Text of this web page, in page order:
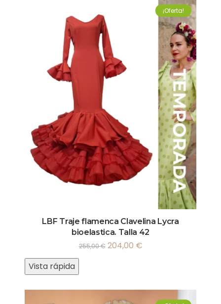
¡Oferta!
LBF Traje flamenca Clavelina Lycra
bioelastica. Talla 42
255,00€ 204,00 €
Vista rápida